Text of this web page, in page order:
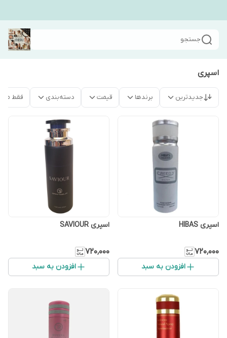
جستجو
اسپری
جدیدترین برندها قیمت دسته‌بندی فقط
اسپری HIBAS
۷۲۰٬۰۰۰
افزودن به سبد
اسپری SAVIOUR
۷۲۰٬۰۰۰
افزودن به سبد